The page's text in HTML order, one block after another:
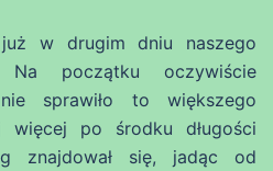
w drugim dniu naszego
początku oczywiście
sprawiło to większego
więcej po środku długości
znajdował się, jadąc od